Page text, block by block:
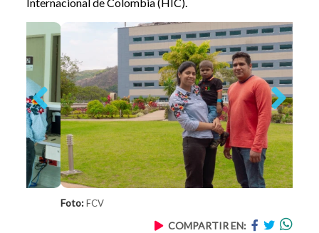
FCV
Previous Next
COMPARTIR EN: